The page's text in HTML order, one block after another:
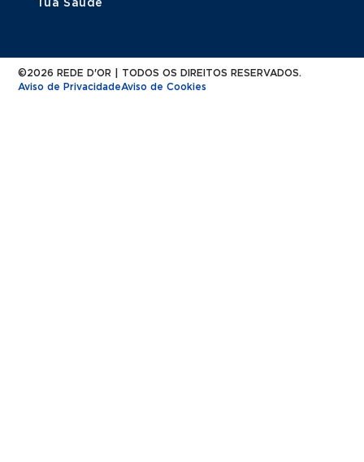
Tua Saúde
©2026 REDE D'OR | TODOS OS DIREITOS RESERVADOS.
Aviso de PrivacidadeAviso de Cookies